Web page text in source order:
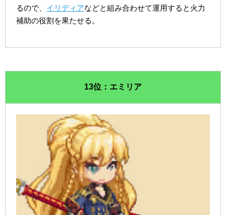
るので、 イリディアなどと組み合わせて運用すると火力
補助の役割を果たせる。
13位：エミリア